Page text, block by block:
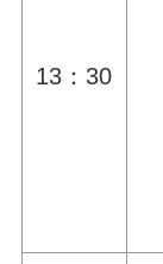
13：30